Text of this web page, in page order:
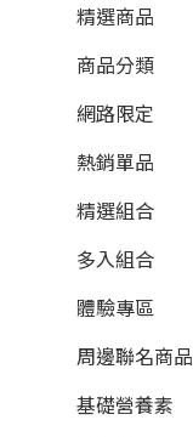
精選商品
商品分類
網路限定
熱銷單品
精選組合
多入組合
體驗專區
周邊聯名商品
基礎營養素